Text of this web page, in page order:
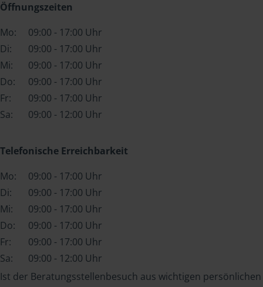
Öffnungszeiten
Mo:
09:00 - 17:00 Uhr
Di:
09:00 - 17:00 Uhr
Mi:
09:00 - 17:00 Uhr
Do:
09:00 - 17:00 Uhr
Fr:
09:00 - 17:00 Uhr
Sa:
09:00 - 12:00 Uhr
Telefonische Erreichbarkeit
Mo:
09:00 - 17:00 Uhr
Di:
09:00 - 17:00 Uhr
Mi:
09:00 - 17:00 Uhr
Do:
09:00 - 17:00 Uhr
Fr:
09:00 - 17:00 Uhr
Sa:
09:00 - 12:00 Uhr
Ist der Beratungsstellenbesuch aus wichtigen persönlichen